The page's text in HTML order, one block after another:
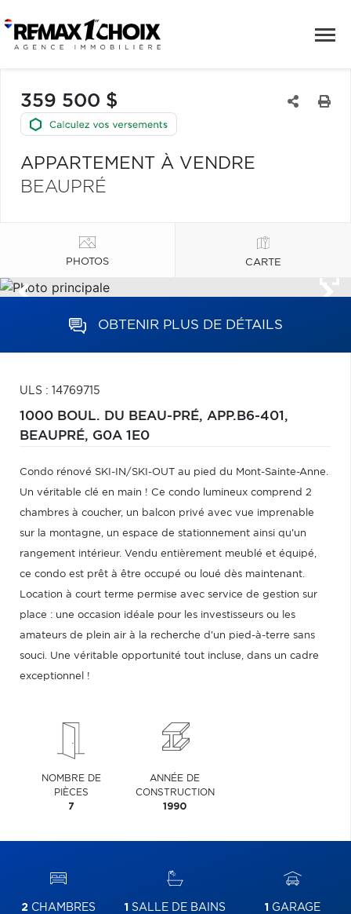
359 500 $
APPARTEMENT À VENDRE
BEAUPRÉ
PHOTOS CARTE
OBTENIR PLUS DE DÉTAILS
ULS : 14769715
1000 BOUL. DU BEAU-PRÉ, APP.B6-401,
BEAUPRÉ, G0A 1E0
Condo rénové SKI-IN/SKI-OUT au pied du Mont-Sainte-Anne.
Un véritable clé en main ! Ce condo lumineux comprend 2
chambres à coucher, un balcon privé avec vue imprenable
sur la montagne, un espace de stationnement ainsi qu'un
rangement intérieur. Vendu entièrement meublé et équipé,
ce condo est prêt à être occupé ou loué dès maintenant.
Location à court terme permise avec service de gestion sur
place : une occasion idéale pour les investisseurs ou les
amateurs de plein air à la recherche d'un pied-à-terre sans
souci. Une véritable opportunité tout incluse, dans un cadre
exceptionnel !
NOMBRE DE
PIÈCES
7
ANNÉE DE
CONSTRUCTION
1990
2 CHAMBRES 1 SALLE DE BAINS 1 GARAGE